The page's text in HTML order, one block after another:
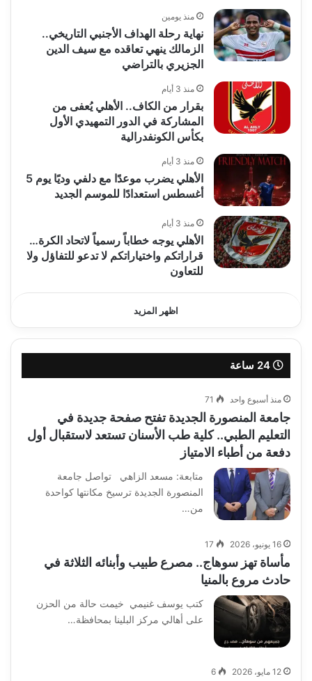
منذ يومين
نهاية رحلة الهداف الأجنبي التاريخي..
الزمالك ينهي تعاقده مع سيف الدين
الجزيري بالتراضي
منذ 3 أيام
بقرار من الكاف.. الأهلي يُعفى من
المشاركة في الدور التمهيدي الأول
بكأس الكونفدرالية
منذ 3 أيام
الأهلي يضرب موعدًا مع دلفي وديًا يوم 5
أغسطس استعدادًا للموسم الجديد
منذ 3 أيام
الأهلي يوجه خطاباً رسمياً لاتحاد الكرة…
قراراتكم واختياراتكم لا تدعو للتفاؤل ولا
للتعاون
اظهر المزيد
منذ أسبوع واحد 71
جامعة المنصورة الجديدة تفتح صفحة جديدة في
التعليم الطبي.. كلية طب الأسنان تستعد لاستقبال أول
دفعة من أطباء الامتياز
متابعة: مسعد الزاهي تواصل جامعة
المنصورة الجديدة ترسيخ مكانتها كواحدة
من…
16 يونيو، 2026 17
مأساة تهز سوهاج.. مصرع طبيب وأبنائه الثلاثة في
حادث مروع بالمنيا
كتب يوسف غنيمي خيمت حالة من الحزن
على أهالي مركز البلينا بمحافظة…
12 مايو، 2026 6